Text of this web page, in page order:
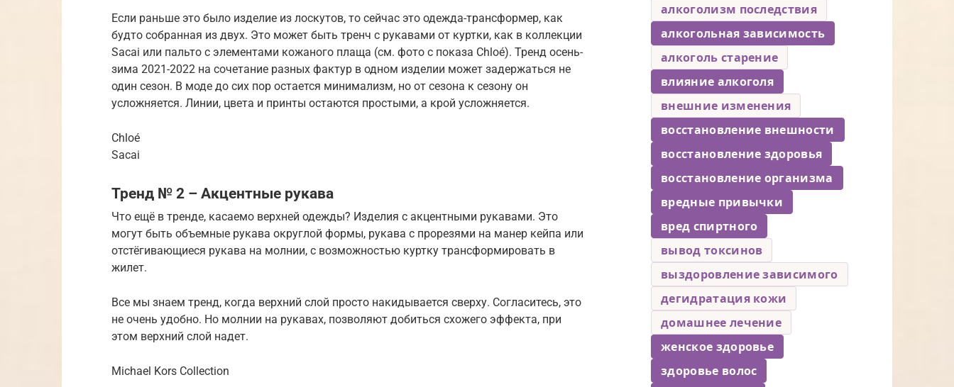
Если раньше это было изделие из лоскутов, то сейчас это одежда-трансформер, как
будто собранная из двух. Это может быть тренч с рукавами от куртки, как в коллекции
Sacai или пальто с элементами кожаного плаща (см. фото с показа Chloé). Тренд осень-
зима 2021-2022 на сочетание разных фактур в одном изделии может задержаться не
один сезон. В моде до сих пор остается минимализм, но от сезона к сезону он
усложняется. Линии, цвета и принты остаются простыми, а крой усложняется.
Chloé
Sacai
Тренд № 2 – Акцентные рукава
Что ещё в тренде, касаемо верхней одежды? Изделия с акцентными рукавами. Это
могут быть объемные рукава округлой формы, рукава с прорезями на манер кейпа или
отстёгивающиеся рукава на молнии, с возможностью куртку трансформировать в
жилет.
Все мы знаем тренд, когда верхний слой просто накидывается сверху. Согласитесь, это
не очень удобно. Но молнии на рукавах, позволяют добиться схожего эффекта, при
этом верхний слой надет.
Michael Kors Collection
алкоголизм последствия
алкогольная зависимость
алкоголь старение
влияние алкоголя
внешние изменения
восстановление внешности
восстановление здоровья
восстановление организма
вредные привычки
вред спиртного
вывод токсинов
выздоровление зависимого
дегидратация кожи
домашнее лечение
женское здоровье
здоровье волос